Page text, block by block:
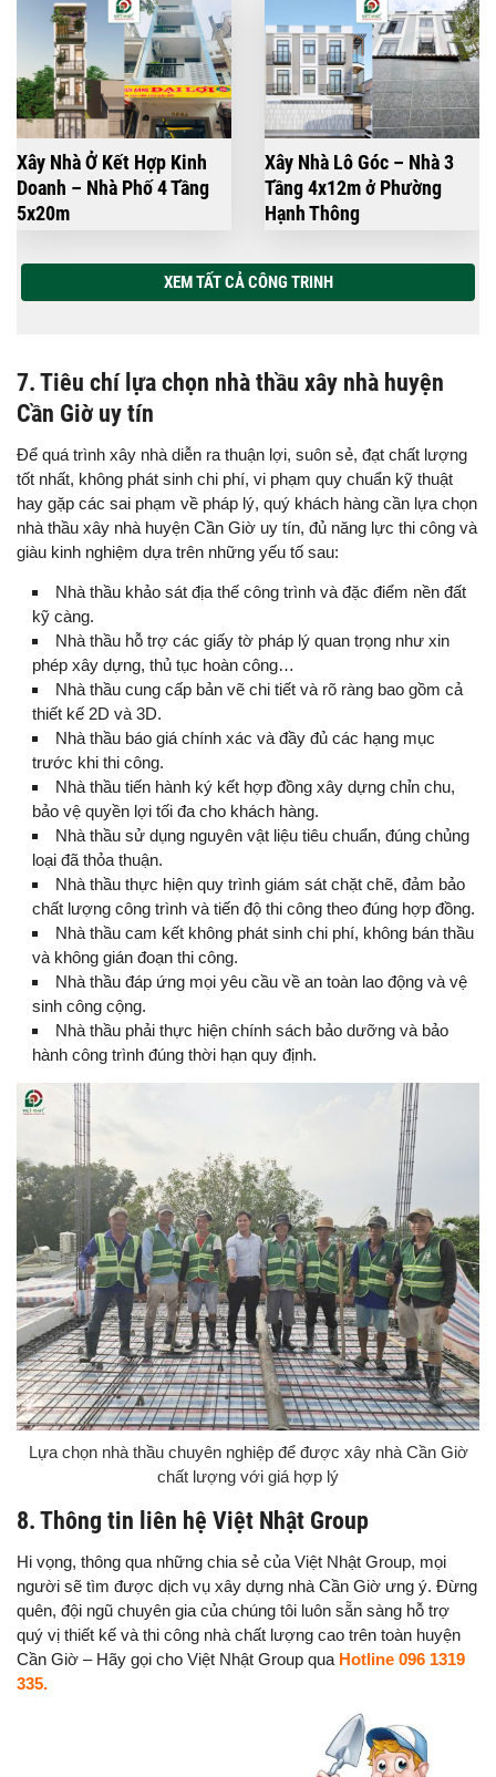
Xây Nhà Ở Kết Hợp Kinh
Doanh – Nhà Phố 4 Tầng
5x20m
Xây Nhà Lô Góc – Nhà 3
Tầng 4x12m ở Phường
Hạnh Thông
XEM TẤT CẢ CÔNG TRINH
7. Tiêu chí lựa chọn nhà thầu xây nhà huyện
Cần Giờ uy tín
Để quá trình xây nhà diễn ra thuận lợi, suôn sẻ, đạt chất lượng
tốt nhất, không phát sinh chi phí, vi phạm quy chuẩn kỹ thuật
hay gặp các sai phạm về pháp lý, quý khách hàng cần lựa chọn
nhà thầu xây nhà huyện Cần Giờ uy tín, đủ năng lực thi công và
giàu kinh nghiệm dựa trên những yếu tố sau:
Nhà thầu khảo sát địa thế công trình và đặc điểm nền đất
kỹ càng.
Nhà thầu hỗ trợ các giấy tờ pháp lý quan trọng như xin
phép xây dựng, thủ tục hoàn công…
Nhà thầu cung cấp bản vẽ chi tiết và rõ ràng bao gồm cả
thiết kế 2D và 3D.
Nhà thầu báo giá chính xác và đầy đủ các hạng mục
trước khi thi công.
Nhà thầu tiến hành ký kết hợp đồng xây dựng chỉn chu,
bảo vệ quyền lợi tối đa cho khách hàng.
Nhà thầu sử dụng nguyên vật liệu tiêu chuẩn, đúng chủng
loại đã thỏa thuận.
Nhà thầu thực hiện quy trình giám sát chặt chẽ, đảm bảo
chất lượng công trình và tiến độ thi công theo đúng hợp đồng.
Nhà thầu cam kết không phát sinh chi phí, không bán thầu
và không gián đoạn thi công.
Nhà thầu đáp ứng mọi yêu cầu về an toàn lao động và vệ
sinh công cộng.
Nhà thầu phải thực hiện chính sách bảo dưỡng và bảo
hành công trình đúng thời hạn quy định.
Lựa chọn nhà thầu chuyên nghiệp để được xây nhà Cần Giờ
chất lượng với giá hợp lý
8. Thông tin liên hệ Việt Nhật Group
Hi vọng, thông qua những chia sẻ của Việt Nhật Group, mọi
người sẽ tìm được dịch vụ xây dựng nhà Cần Giờ ưng ý. Đừng
quên, đội ngũ chuyên gia của chúng tôi luôn sẵn sàng hỗ trợ
quý vị thiết kế và thi công nhà chất lượng cao trên toàn huyện
Cần Giờ – Hãy gọi cho Việt Nhật Group qua Hotline 096 1319
335.